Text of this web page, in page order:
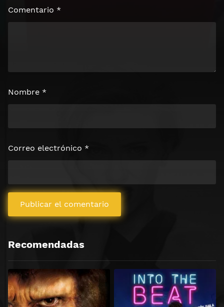
Comentario *
Nombre *
Correo electrónico *
Recomendadas